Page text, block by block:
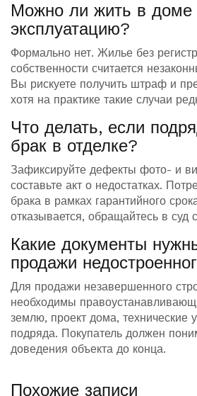
Можно ли жить в доме
эксплуатацию?
Формально нет. Жилье без
собственности считается
Вы рискуете получить штраф и
хотя на практике такие случаи
Что делать, если
брак в отделке?
Зафиксируйте дефекты фото- и
составьте акт о недостатках.
брака в рамках гарантийного
отказывается, обращайтесь в суд
Какие документы
продажи
Для продажи незавершенного
необходимы
землю, проект дома, технические
подряда. Покупатель должен
доведения объекта до конца.
Похожие записи